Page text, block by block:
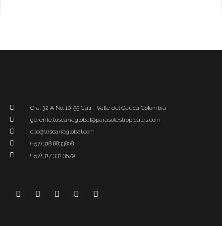
Cra. 32 A No. 10-55 Cali - Valle del Cauca Colombia
gerente.toscanaglobal@parasolestropicales.com
cpo@toscanaglobal.com
(+57) 318 8833808
(+57) 317 331 3579